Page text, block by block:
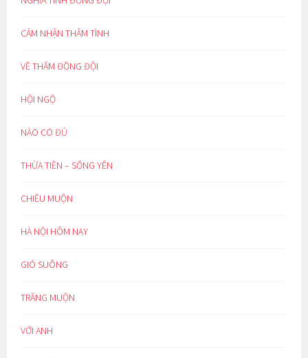
CẢM NHẬN THÂM TÌNH
VỀ THĂM ĐỒNG ĐỘI
HỘI NGỘ
NÀO CÓ ĐỦ
THỪA TIỀN – SỐNG YÊN
CHIỀU MUỘN
HÀ NỘI HÔM NAY
GIÓ SUÔNG
TRĂNG MUỘN
VỚI ANH